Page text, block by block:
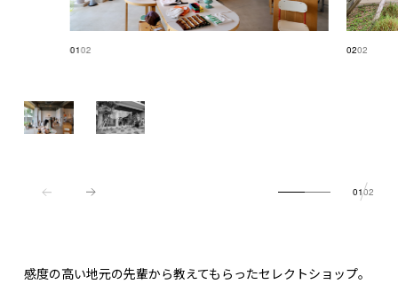
0102 0202
0102
感度の高い地元の先輩から教えてもらったセレクトショップ。